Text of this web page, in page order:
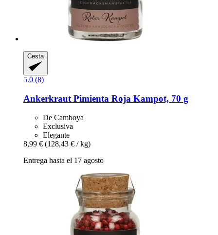
Cesta
5.0 (8)
Ankerkraut Pimienta Roja Kampot, 70 g
De Camboya
Exclusiva
Elegante
8,99 € (128,43 € / kg)
Entrega hasta el 17 agosto